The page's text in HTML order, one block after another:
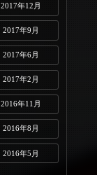
2017年12月
2017年9月
2017年6月
2017年2月
2016年11月
2016年8月
2016年5月